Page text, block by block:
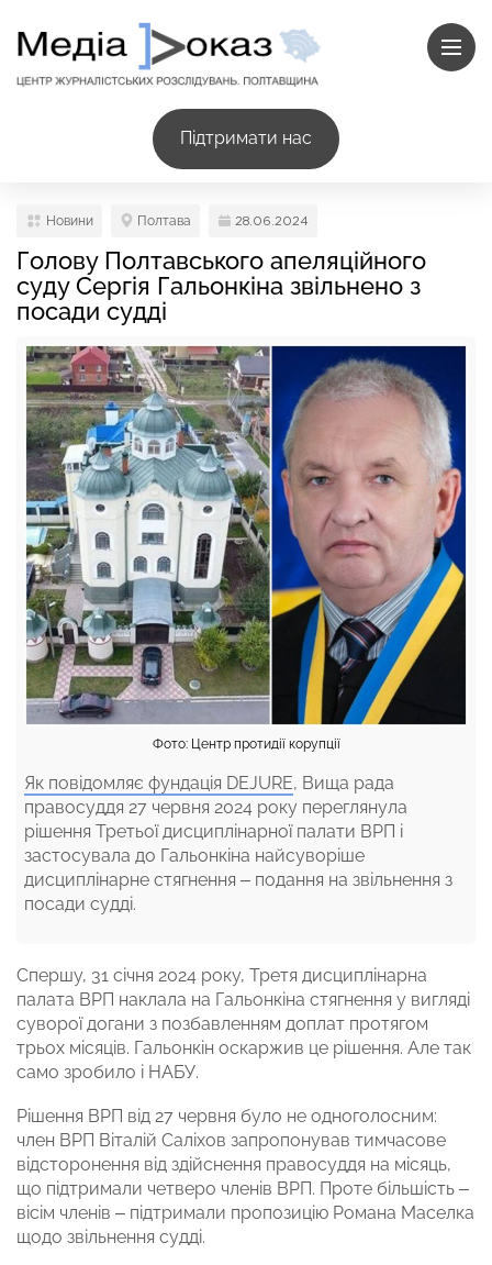
Підтримати нас
Новини Полтава 28.06.2024
Голову Полтавського апеляційного
суду Сергія Гальонкіна звільнено з
посади судді
Фото: Центр протидії корупції
Як повідомляє фундація DEJURE, Вища рада
правосуддя 27 червня 2024 року переглянула
рішення Третьої дисциплінарної палати ВРП і
застосувала до Гальонкіна найсуворіше
дисциплінарне стягнення – подання на звільнення з
посади судді.
Спершу, 31 січня 2024 року, Третя дисциплінарна
палата ВРП наклала на Гальонкіна стягнення у вигляді
суворої догани з позбавленням доплат протягом
трьох місяців. Гальонкін оскаржив це рішення. Але так
само зробило і НАБУ.
Рішення ВРП від 27 червня було не одноголосним:
член ВРП Віталій Саліхов запропонував тимчасове
відсторонення від здійснення правосуддя на місяць,
що підтримали четверо членів ВРП. Проте більшість –
вісім членів – підтримали пропозицію Романа Маселка
щодо звільнення судді.